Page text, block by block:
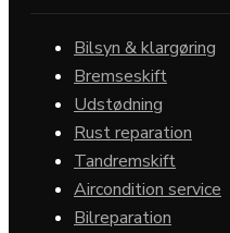
Bilsyn & klargøring
Bremseskift
Udstødning
Rust reparation
Tandremskift
Aircondition service
Bilreparation